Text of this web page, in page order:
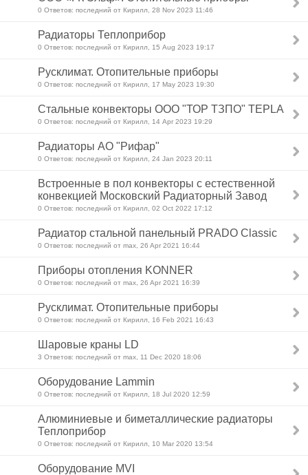
0 Ответов: последний от Кирилл, 28 Nov 2023 11:46
Радиаторы Теплоприбор
0 Ответов: последний от Кирилл, 15 Aug 2023 19:17
Русклимат. Отопительные приборы
0 Ответов: последний от Кирилл, 17 May 2023 19:30
Стальные конвекторы ООО "ТОР ТЗПО" TEPLA
0 Ответов: последний от Кирилл, 14 Apr 2023 19:29
Радиаторы АО "Рифар"
0 Ответов: последний от Кирилл, 24 Jan 2023 20:11
Встроенные в пол конвекторы с естественной
конвекцией Московский Радиаторный Завод
0 Ответов: последний от Кирилл, 02 Oct 2022 17:12
Радиатор стальной панельный PRADO Classic
0 Ответов: последний от max, 26 Apr 2021 16:44
Приборы отопления KONNER
0 Ответов: последний от max, 26 Apr 2021 16:39
Русклимат. Отопительные приборы
0 Ответов: последний от Кирилл, 16 Feb 2021 16:43
Шаровые краны LD
3 Ответов: последний от max, 11 Dec 2020 18:06
Оборудование Lammin
0 Ответов: последний от Кирилл, 18 Jul 2020 12:59
Алюминиевые и биметаллические радиаторы
Теплоприбор
0 Ответов: последний от Кирилл, 10 Mar 2020 13:54
Оборудование MVI